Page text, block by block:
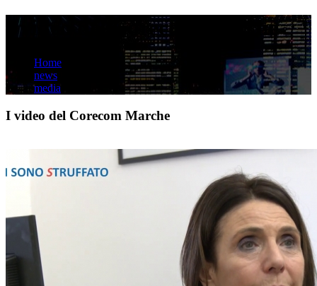
I video del Corecom Marche
Home
news
media
I video del Corecom Marche